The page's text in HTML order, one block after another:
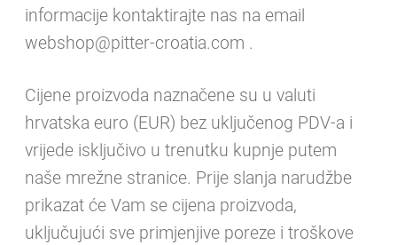
informacije kontaktirajte nas na email
webshop@pitter-croatia.com .
Cijene proizvoda naznačene su u valuti
hrvatska euro (EUR) bez uključenog PDV-a i
vrijede isključivo u trenutku kupnje putem
naše mrežne stranice. Prije slanja narudžbe
prikazat će Vam se cijena proizvoda,
uključujući sve primjenjive poreze i troškove
obavijesti!